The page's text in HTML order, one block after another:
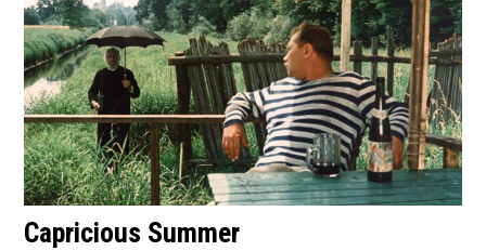
Capricious Summer